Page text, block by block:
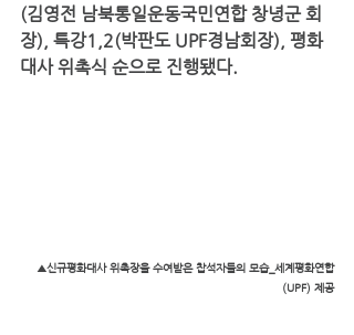
(김영전 남북통일운동국민연합 창녕군 회
장), 특강1,2(박판도 UPF경남회장), 평화
대사 위촉식 순으로 진행됐다.
▲신규평화대사 위촉장을 수여받은 찹석자들의 모습_세계평화연합
(UPF) 제공